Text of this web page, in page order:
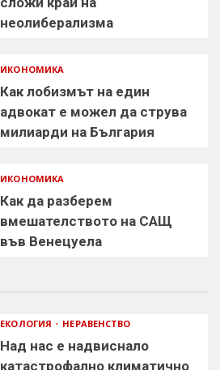
неолиберализма
ИКОНОМИКА
Как лобизмът на един
адвокат е можел да струва
милиарди на България
ИКОНОМИКА
Как да разберем
вмешателството на САЩ
във Венецуела
ЕКОЛОГИЯ НЕРАВЕНСТВО
Над нас е надвиснало
катастрофално климатично